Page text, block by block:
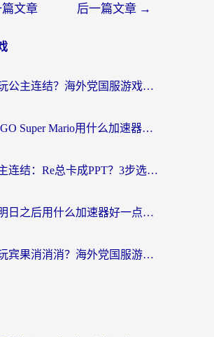
文章 后一篇文章 →
印度怎么玩公主连结？海外党国服游戏加速终极指南（附仙境传说RO重生细胞优化技巧）
国外玩LEGO Super Mario用什么加速器？2026海外玩家亲测有效指南
国外玩公主连结：Re总卡成PPT？3步选对加速器，畅玩国服无压力
在国外打明日之后用什么加速器好一点？海外玩家亲测有效的国服游戏加速指南
法国怎么玩宾果消消消？海外党国服游戏加速器终极指南（附漫威召唤与合成解决办法）